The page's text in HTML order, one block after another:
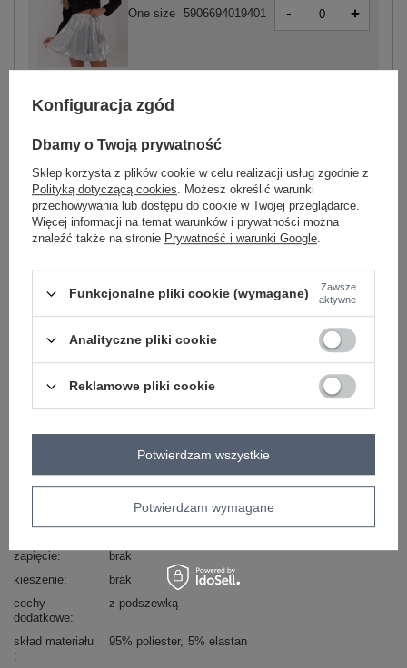
One size 5906694019401 - +
ZALOGUJ SIĘ I ZOBACZ CENĘ
Masz pytanie? Chętnie pomożemy.
Zadzwoń+48 601 547 740 Zadaj pytanie
skład materiału : 95% poliester, 5% elastan
sposób prania : pranie w pralce w 30°C
ITALY MODA
casual
materiał
poliester
pasie
zapięcie
brak
kieszenie
brak
cechy
dodatkowe
z podszewką
skład materiału 95% poliester 5% elastan
Konfiguracja zgód
Dbamy o Twoją prywatność
Sklep korzysta z plików cookie w celu realizacji usług zgodnie z
Polityką dotyczącą cookies. Możesz określić warunki
przechowywania lub dostępu do cookie w Twojej przeglądarce.
Więcej informacji na temat warunków i prywatności można
znaleźć także na stronie Prywatność i warunki Google.
Funkcjonalne pliki cookie (wymagane)
Zawsze
aktywne
Analityczne pliki cookie
Reklamowe pliki cookie
Potwierdzam wymagane
Potwierdzam wszystkie